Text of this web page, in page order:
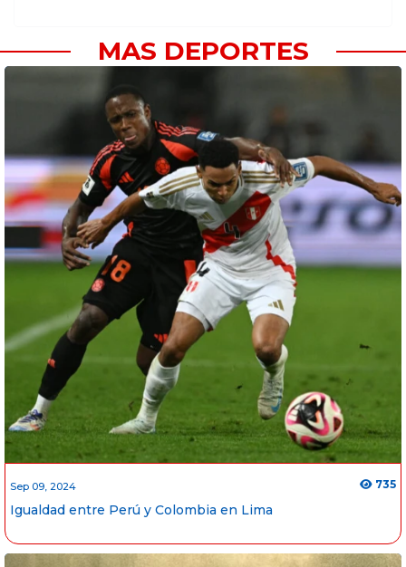
MAS DEPORTES
Sep 09, 2024 735
Igualdad entre Perú y Colombia en Lima